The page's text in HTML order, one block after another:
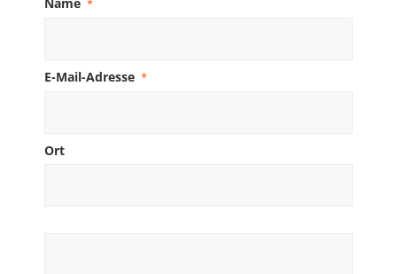
Name *
E-Mail-Adresse *
Ort